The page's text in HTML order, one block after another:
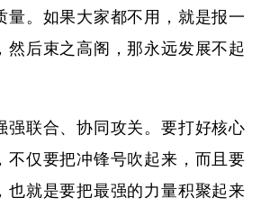
量。如果大家都不用，就是报一
然后束之高阁，那永远发展不起
联合、协同攻关。要打好核心
不仅要把冲锋号吹起来，而且要
也就是要把最强的力量积聚起来